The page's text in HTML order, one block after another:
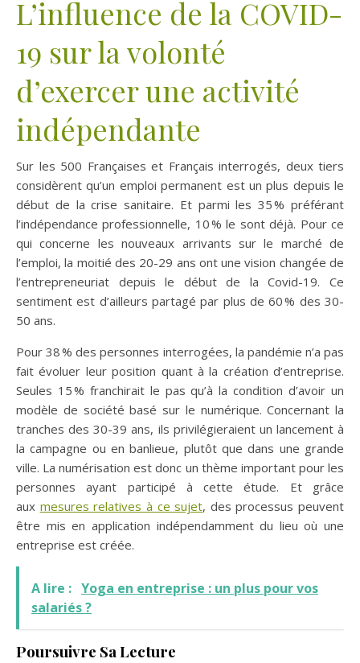
L’influence de la COVID-
19 sur la volonté
d’exercer une activité
indépendante
Sur les 500 Françaises et Français interrogés, deux tiers
considèrent qu’un emploi permanent est un plus depuis le
début de la crise sanitaire. Et parmi les 35 % préférant
l’indépendance professionnelle, 10 % le sont déjà. Pour ce
qui concerne les nouveaux arrivants sur le marché de
l’emploi, la moitié des 20-29 ans ont une vision changée de
l’entrepreneuriat depuis le début de la Covid-19. Ce
sentiment est d’ailleurs partagé par plus de 60 % des 30-
50 ans.
Pour 38 % des personnes interrogées, la pandémie n’a pas
fait évoluer leur position quant à la création d’entreprise.
Seules 15 % franchirait le pas qu’à la condition d’avoir un
modèle de société basé sur le numérique. Concernant la
tranches des 30-39 ans, ils privilégieraient un lancement à
la campagne ou en banlieue, plutôt que dans une grande
ville. La numérisation est donc un thème important pour les
personnes ayant participé à cette étude. Et grâce
aux mesures relatives à ce sujet, des processus peuvent
être mis en application indépendamment du lieu où une
entreprise est créée.
A lire : Yoga en entreprise : un plus pour vos
salariés ?
Poursuivre Sa Lecture